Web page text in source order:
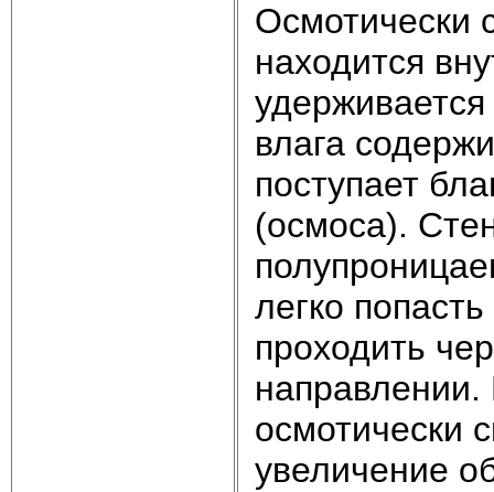
Осмотически
находится
влага
поступает
(осмоса).
легко
проходить
направлении.
осмотически
увеличение